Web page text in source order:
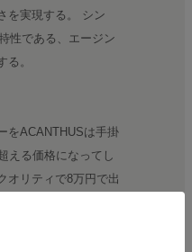
を実現する。 シン
性である、エージン
る。
をACANTHUSは手掛
える価格になってし
オリティで8万円で出